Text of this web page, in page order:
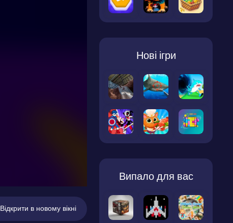
Відкрити в новому вікні
Нові ігри
Випало для вас